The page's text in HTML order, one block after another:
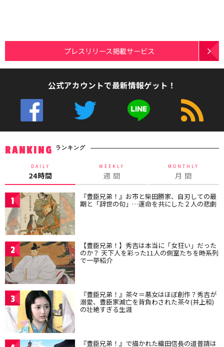
プレスリリース掲載サービス
公式アカウントで最新情報ゲット！
RANKING ランキング
DAILY
24時間
WEEKLY
週 間
MONTHLY
月 間
1 『豊臣兄弟！』お市と柴田勝家、自刃しての最
期と「辞世の句」…運命を共にした２人の悲劇
2 【豊臣兄弟！】秀吉は本当に「女狂い」だった
のか？ 天下人を彩った11人の側室たちを時系列
で一挙紹介
3 『豊臣兄弟！』茶々＝悪女はほぼ創作？秀吉が
溺愛、豊臣家滅亡を背負わされた茶々(井上和)
の壮絶すぎる生涯
『豊臣兄弟！』で描かれた織田信長の道普請は